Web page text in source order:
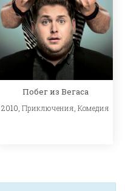
Побег из Вегаса
2010,Приключения ,Комедия